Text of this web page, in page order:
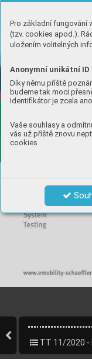
Pro základní fungování
(tzv. cookies apod.).
uložením volitelných
Anonymní unikátní ID
Díky němu příště
budeme tak moci
Identifikátor je zcela
Vaše souhlasy a
vás už příště znovu
cookies
TT 11/2020 -